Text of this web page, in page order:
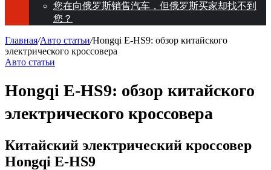
您在向俄罗斯销售汽车，但俄罗斯买家却找不到
您？
Главная/Авто статьи/Hongqi E-HS9: обзор китайского
электрического кроссовера
Авто статьи
Hongqi E-HS9: обзор китайского
электрического кроссовера
Китайский электрический кроссовер
Hongqi E-HS9